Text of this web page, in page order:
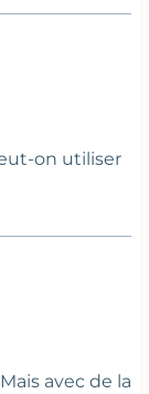
on utiliser
avec de la